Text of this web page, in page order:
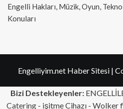
Engelli Hakları, Müzik, Oyun,
Konuları
Engelliyim.net Haber Sitesi |
Bizi Destekleyenler:
Catering- işitme Cihazı - Wolker